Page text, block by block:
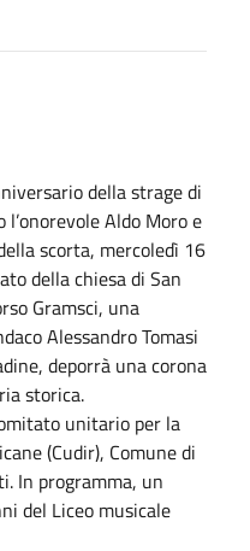
della strage di
Aldo Moro e
scorta, mercoledì 16
della chiesa di San
Gramsci, una
Alessandro Tomasi
deporrà una corona
storica.
unitario per la
(Cudir), Comune di
In programma, un
del Liceo musicale